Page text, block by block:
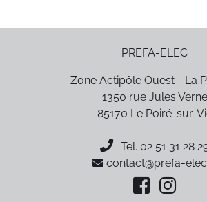
PREFA-ELEC
Zone Actipôle Ouest - La
1350 rue Jules Verne
85170 Le Poiré-sur-
Tel. 02 51 31 28
contact@prefa-